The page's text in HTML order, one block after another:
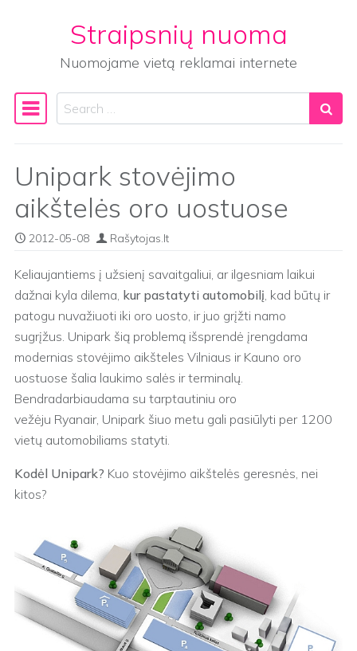
Straipsnių nuoma
Nuomojame vietą reklamai internete
Main Navigation
Search
Unipark stovėjimo
aikštelės oro uostuose
2012-05-08 Rašytojas.lt
Keliaujantiems į užsienį savaitgaliui, ar ilgesniam laikui
dažnai kyla dilema, kur pastatyti automobilį, kad būtų ir
patogu nuvažiuoti iki oro uosto, ir juo grįžti namo
sugrįžus. Unipark šią problemą išsprendė įrengdama
modernias stovėjimo aikšteles Vilniaus ir Kauno oro
uostuose šalia laukimo salės ir terminalų.
Bendradarbiaudama su tarptautiniu oro
vežėju Ryanair, Unipark šiuo metu gali pasiūlyti per 1200
vietų automobiliams statyti.
Kodėl Unipark? Kuo stovėjimo aikštelės geresnės, nei
kitos?